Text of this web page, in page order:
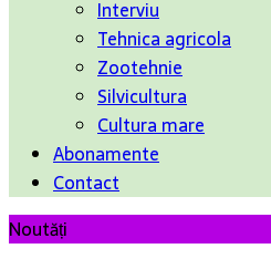
Interviu
Tehnica agricola
Zootehnie
Silvicultura
Cultura mare
Abonamente
Contact
Noutăți